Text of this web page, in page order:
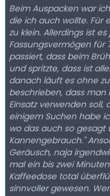
Beim Auspacken war
die ich auch wollte. Für
zu klein. Allerdings ist
Fassungsvermögen für
passiert, dass beim
und spritzte, dass ist
danach läuft es ohne
beschrieben, dass
Einsatz verwenden soll,
einigem Suchen habe
wo das auch so gesagt
Kannengebrauch." Ansonsten ist der Kaffee heiss und das
Geräusch, naja
mal ein bis zwei Minuten. Ich persönlich finde die
Kaffeedose total
sinnvoller gewesen. Wenn sie jetzt auch noch lange hält,